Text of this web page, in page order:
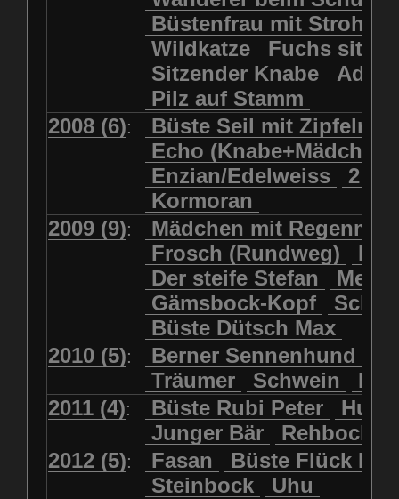
Wildhüter Wurzelkind
Büstenfrau mit Strohut
Wildkatze
Fuchs
Sitzender Knabe
Adler
Pilz auf Stamm
2008 (6):
Büste Seil mit
Echo
Enzian/Edelweiss
2
Kormoran
2009 (9):
Mädchen mit
Frosch (Rundweg)
Der steife Stefan
Gämsbock-Kopf
Büste Dütsch Max
2010 (5): Berner Sennenhund
Träumer
Schwein
2011 (4): Büste Rubi Peter
Junger Bär
2012 (5): Fasan
Büste Flück
Steinbock
Uhu